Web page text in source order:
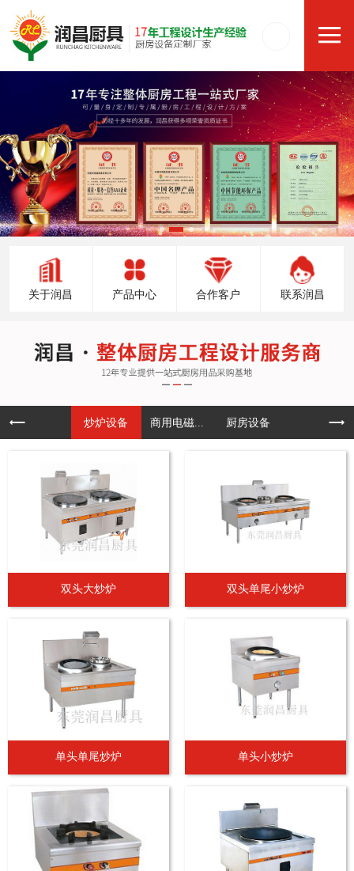
关于润昌 产品中心 合作客户 联系润昌
炒炉设备 商用电磁... 厨房设备
双头大炒炉 双头单尾小炒炉
单头单尾炒炉 单头小炒炉